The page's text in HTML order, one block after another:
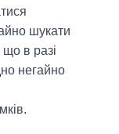
шукати
в разі
негайно